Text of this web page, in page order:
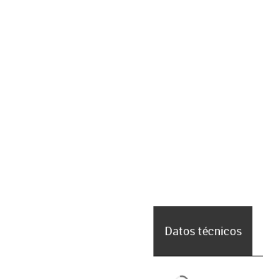
Datos técnicos